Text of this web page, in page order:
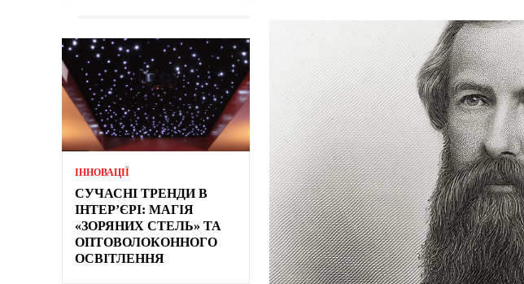
ІННОВАЦІЇ
СУЧАСНІ ТРЕНДИ В
ІНТЕР’ЄРІ: МАГІЯ
«ЗОРЯНИХ СТЕЛЬ» ТА
ОПТОВОЛОКОННОГО
ОСВІТЛЕННЯ